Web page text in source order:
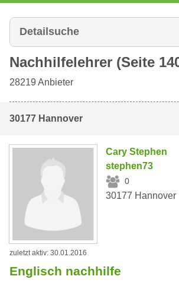
Detailsuche
Nachhilfelehrer (Seite
28219 Anbieter
30177 Hannover
Cary Stephen
stephen73
0
30177 Hannover
zuletzt aktiv: 30.01.2016
Englisch nachhilfe